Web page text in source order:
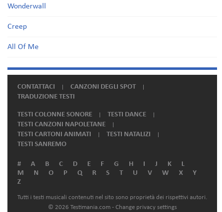
Wonderwall
Creep
All Of Me
CONTATTACI
CANZONI DEGLI SPOT
TRADUZIONE TESTI
TESTI COLONNE SONORE
TESTI DANCE
TESTI CANZONI NAPOLETANE
TESTI CARTONI ANIMATI
TESTI NATALIZI
TESTI SANREMO
# A B C D E F G H I J K
L
M
N O P Q R S T U V W X
Y
Z
Tutti i testi musicali contenuti nel sito sono proprietà dei rispettivi autori.
© 2026 Testimania.com - Change privacy settings